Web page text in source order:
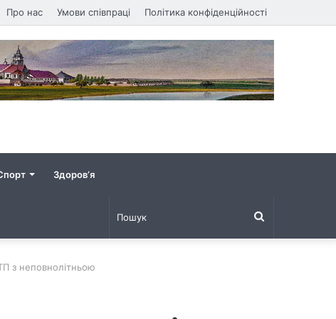
Про нас Умови співпраці Політика конфіденційності
Здоров’я
з неповнолітньою